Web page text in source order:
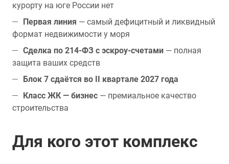
курорту на юге России нет
Первая линия — самый дефицитный и ликвидный
формат недвижимости у моря
Сделка по 214-ФЗ с эскроу-счетами — полная
защита ваших средств
Блок 7 сдаётся во II квартале 2027 года
Класс ЖК — бизнес — премиальное качество
строительства
Для кого этот комплекс